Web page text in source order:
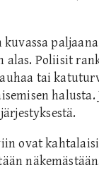
Poliisit
tai
halusta.
ovat